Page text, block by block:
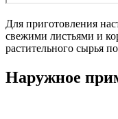
Для приготовления
свежими листьями и
растительного сырья
Наружное